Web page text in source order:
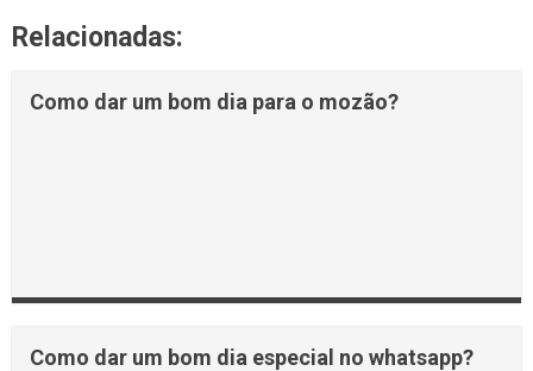
Relacionadas:
Como dar um bom dia para o mozão?
Como dar um bom dia especial no whatsapp?